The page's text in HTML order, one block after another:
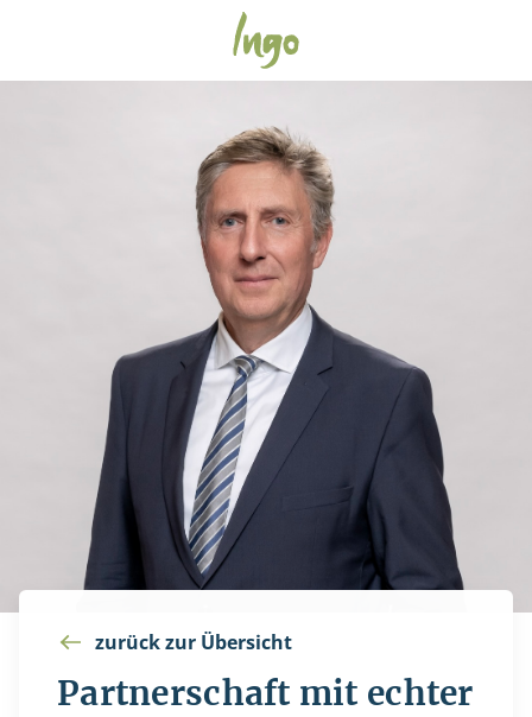
zurück zur Übersicht
Partnerschaft mit echter